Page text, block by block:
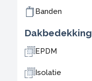
Banden
Dakbedekking
EPDM
Isolatie